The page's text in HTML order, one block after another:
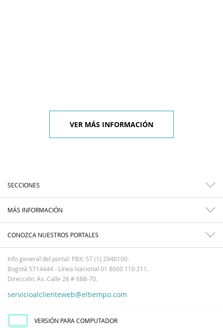
VER MÁS INFORMACIÓN
SECCIONES
MÁS INFORMACIÓN
CONOZCA NUESTROS PORTALES
Info general del portal: PBX: 57 (1) 2940100.
Bogotá 5714444 - Línea Nacional 01 8000 110 211.
Dirección: Av. Calle 26 # 68B-70.
servicioalclienteweb@eltiempo.com
VERSIÓN PARA COMPUTADOR